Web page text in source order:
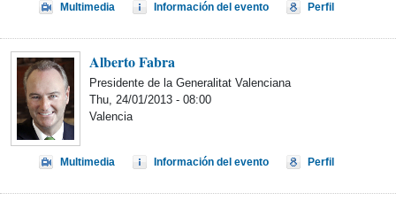
Multimedia Información del evento Perfil
Alberto Fabra
Presidente de la Generalitat Valenciana
Thu, 24/01/2013 - 08:00
Valencia
Multimedia Información del evento Perfil